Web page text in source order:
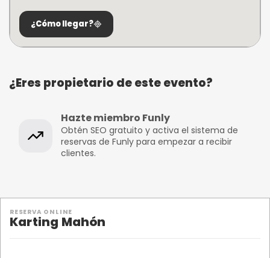
¿Cómo llegar?
¿Eres propietario de este evento?
Hazte miembro Funly
Obtén SEO gratuito y activa el sistema de
reservas de Funly para empezar a recibir
clientes.
RESERVA ONLINE
Karting Mahón